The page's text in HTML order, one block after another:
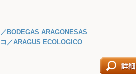
BODEGAS ARAGONESAS
／ARAGUS ECOLOGICO